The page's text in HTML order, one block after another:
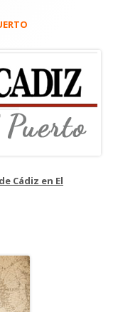
Cádiz en El